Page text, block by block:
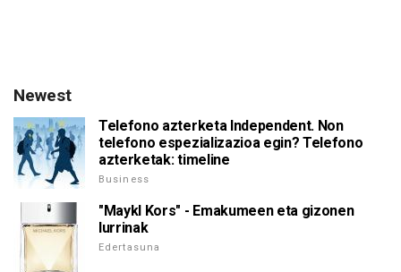
Newest
Telefono azterketa Independent. Non
telefono espezializazioa egin? Telefono
azterketak: timeline
Business
"Maykl Kors" - Emakumeen eta gizonen
lurrinak
Edertasuna